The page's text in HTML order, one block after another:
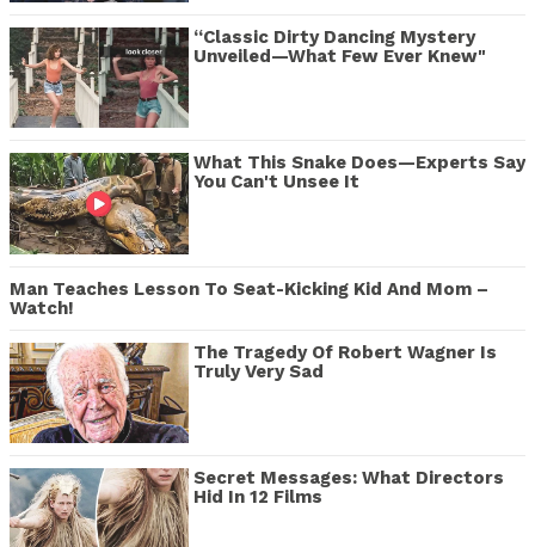
“Classic Dirty Dancing Mystery
Unveiled—What Few Ever Knew"
What This Snake Does—Experts Say
You Can't Unsee It
Man Teaches Lesson To Seat-Kicking Kid And Mom –
Watch!
The Tragedy Of Robert Wagner Is
Truly Very Sad
Secret Messages: What Directors
Hid In 12 Films